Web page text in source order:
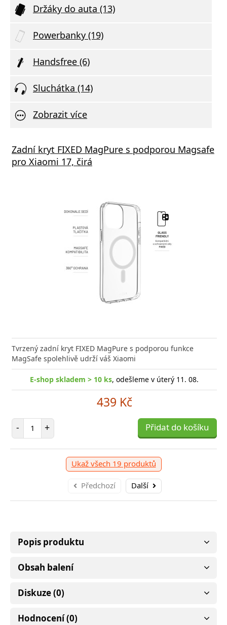
Držáky do auta (13)
Powerbanky (19)
Handsfree (6)
Sluchátka (14)
Zobrazit více
Zadní kryt FIXED MagPure s podporou Magsafe
pro Xiaomi 17, čirá
Tvrzený zadní kryt FIXED MagPure s podporou funkce
MagSafe spolehlivě udrží váš Xiaomi
E-shop skladem > 10 ks, odešleme v úterý 11. 08.
439 Kč
- Počet položek
+ Přidat do košíku
Ukaž všech 19 produktů
Předchozí Další
SÍŤOVÝ ADAPTÉR GaN 1x USB-C 35W
DELIVERY ČERNÝ
kvalitní GaN nabíječku s vysokým výkonem a malými
Našli jste správně.
skladem > 10 ks, odešleme v úterý 11. 08.
+ Přidat do košíku -
Popis produktu
Obsah balení
Diskuze (0)
Hodnocení (0)